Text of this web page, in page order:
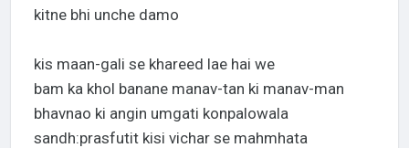
kitne bhi unche damo
kis maan-gali se khareed lae hai we
bam ka khol banane manav-tan ki manav-man
bhavnao ki angin umgati konpalowala
sandh:prasfutit kisi vichar se mahmhata